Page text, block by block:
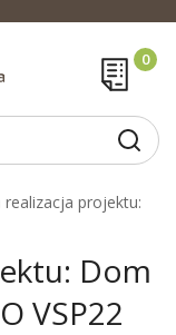
realizacja projektu:
Dom
VSP22